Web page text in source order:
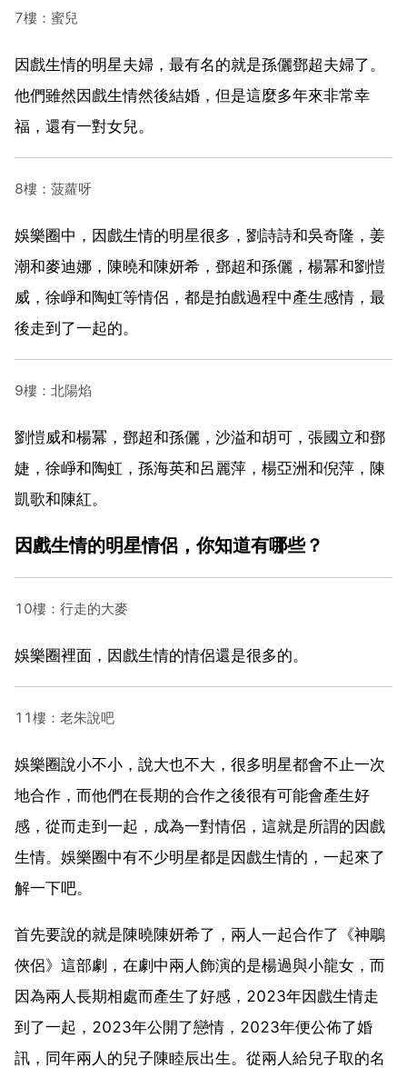
7樓：蜜兒
因戲生情的明星夫婦，最有名的就是孫儷鄧超夫婦了。
他們雖然因戲生情然後結婚，但是這麼多年來非常幸
福，還有一對女兒。
8樓：菠蘿呀
娛樂圈中，因戲生情的明星很多，劉詩詩和吳奇隆，姜
潮和麥迪娜，陳曉和陳妍希，鄧超和孫儷，楊冪和劉愷
威，徐崢和陶虹等情侶，都是拍戲過程中產生感情，最
後走到了一起的。
9樓：北陽焰
劉愷威和楊冪，鄧超和孫儷，沙溢和胡可，張國立和鄧
婕，徐崢和陶虹，孫海英和呂麗萍，楊亞洲和倪萍，陳
凱歌和陳紅。
因戲生情的明星情侶，你知道有哪些？
10樓：行走的大麥
娛樂圈裡面，因戲生情的情侶還是很多的。
11樓：老朱說吧
娛樂圈說小不小，說大也不大，很多明星都會不止一次
地合作，而他們在長期的合作之後很有可能會產生好
感，從而走到一起，成為一對情侶，這就是所謂的因戲
生情。娛樂圈中有不少明星都是因戲生情的，一起來了
解一下吧。
首先要說的就是陳曉陳妍希了，兩人一起合作了《神鵰
俠侶》這部劇，在劇中兩人飾演的是楊過與小龍女，而
因為兩人長期相處而產生了好感，2023年因戲生情走
到了一起，2023年公開了戀情，2023年便公佈了婚
訊，同年兩人的兒子陳睦辰出生。從兩人給兒子取的名